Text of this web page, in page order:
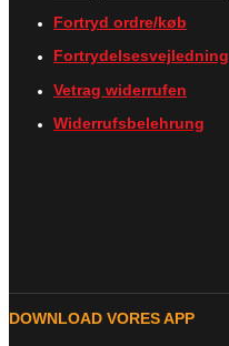
Fortryd ordre/køb
Fortrydelsesvejledning
Vetrag widerrufen
Widerrufsbelehrung
DOWNLOAD VORES APP